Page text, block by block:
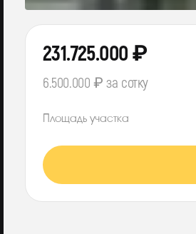
231.725.000 ₽
6.500.000 ₽ за сотку
Площадь участка